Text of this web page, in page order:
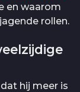
en waarom
rollen.
hij meer is